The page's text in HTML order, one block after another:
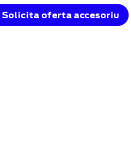
Solicita oferta accesoriu